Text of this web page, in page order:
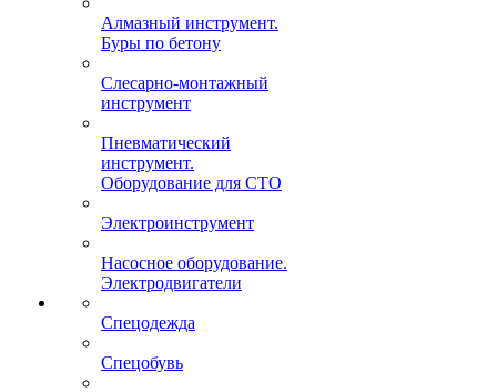
Алмазный инструмент.
Буры по бетону
Слесарно-монтажный
инструмент
Пневматический
инструмент.
Оборудование для СТО
Электроинструмент
Насосное оборудование.
Электродвигатели
Спецодежда
Спецобувь